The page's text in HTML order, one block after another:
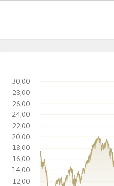
12,00
14,00
16,00
18,00
20,00
22,00
24,00
26,00
28,00
30,00